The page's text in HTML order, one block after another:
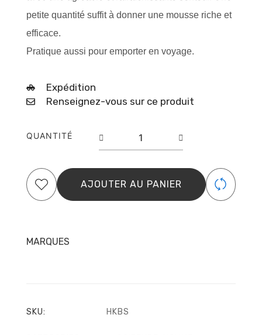
petite quantité suffit à donner une mousse riche et
efficace.
Pratique aussi pour emporter en voyage.
Expédition
Renseignez-vous sur ce produit
QUANTITÉ
rasage
after
shave
AJOUTER AU PANIER
MARQUES
SKU: HKBS